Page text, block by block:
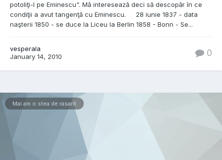
potoliţi-l pe Eminescu". Mă interesează deci să descopăr în ce
condiţii a avut tangenţă cu Eminescu. 28 iunie 1837 - data
naşterii 1850 - se duce la Liceu la Berlin 1858 - Bonn - Se...
vesperala
January 14, 2010
0
Mai am o stea de rasarit